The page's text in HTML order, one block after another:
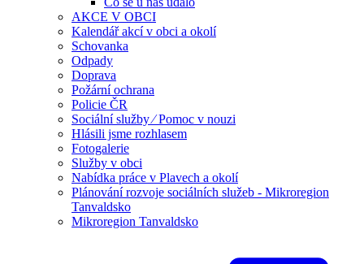
AKCE V OBCI
Kalendář akcí v obci a okolí
Schovanka
Odpady
Doprava
Požární ochrana
Policie ČR
Sociální služby ⁄ Pomoc v nouzi
Hlásili jsme rozhlasem
Fotogalerie
Služby v obci
Nabídka práce v Plavech a okolí
Plánování rozvoje sociálních služeb - Mikroregion
Tanvaldsko
Mikroregion Tanvaldsko